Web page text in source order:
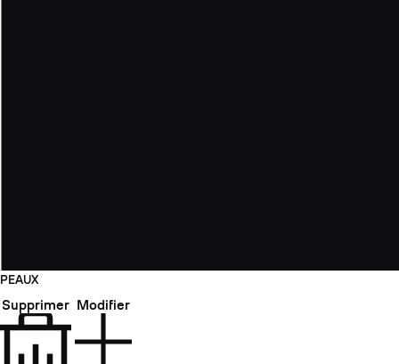
PEAUX
Supprimer Modifier